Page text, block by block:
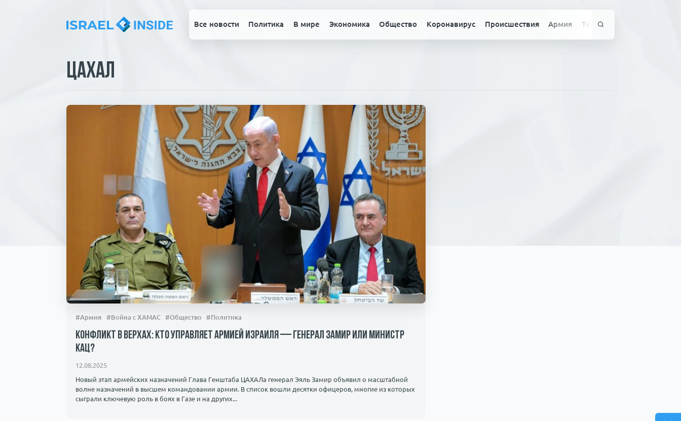
Все новости Политика В мире Экономика Общество Коронавирус Происшествия Армия Технологии
ЦАХАЛ
#Армия #Война с ХАМАС #Общество #Политика
Конфликт в верхах: кто управляет армией Израиля — генерал Замир или министр
Кац?
12.08.2025
Новый этап армейских назначений Глава Генштаба ЦАХАЛа генерал Эяль Замир объявил о масштабной
волне назначений в высшем командовании армии. В список вошли десятки офицеров, многие из которых
сыграли ключевую роль в боях в Газе и на других...